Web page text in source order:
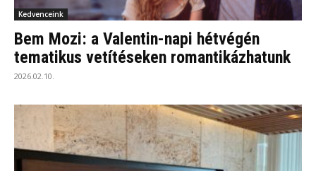
Kedvenceink
Bem Mozi: a Valentin-napi hétvégén
tematikus vetítéseken romantikázhatunk
2026.02.10.